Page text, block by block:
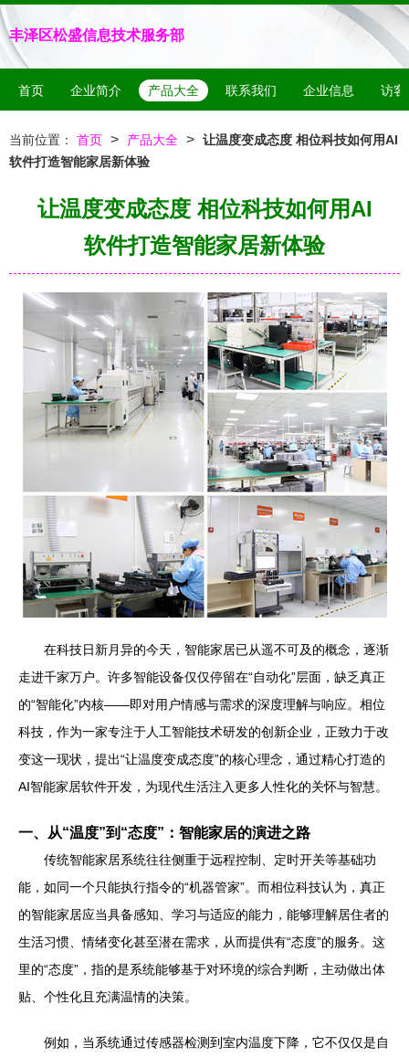
丰泽区松盛信息技术服务部
首页 企业简介 产品大全 联系我们 企业信息 访客
当前位置： 首页 > 产品大全 > 让温度变成态度 相位科技如何用AI
软件打造智能家居新体验
让温度变成态度 相位科技如何用AI
软件打造智能家居新体验
在科技日新月异的今天，智能家居已从遥不可及的概念，逐渐
走进千家万户。许多智能设备仅仅停留在“自动化”层面，缺乏真正
的“智能化”内核——即对用户情感与需求的深度理解与响应。相位
科技，作为一家专注于人工智能技术研发的创新企业，正致力于改
变这一现状，提出“让温度变成态度”的核心理念，通过精心打造的
AI智能家居软件开发，为现代生活注入更多人性化的关怀与智慧。
一、从“温度”到“态度”：智能家居的演进之路
传统智能家居系统往往侧重于远程控制、定时开关等基础功
能，如同一个只能执行指令的“机器管家”。而相位科技认为，真正
的智能家居应当具备感知、学习与适应的能力，能够理解居住者的
生活习惯、情绪变化甚至潜在需求，从而提供有“态度”的服务。这
里的“态度”，指的是系统能够基于对环境的综合判断，主动做出体
贴、个性化且充满温情的决策。
例如，当系统通过传感器检测到室内温度下降，它不仅仅是自